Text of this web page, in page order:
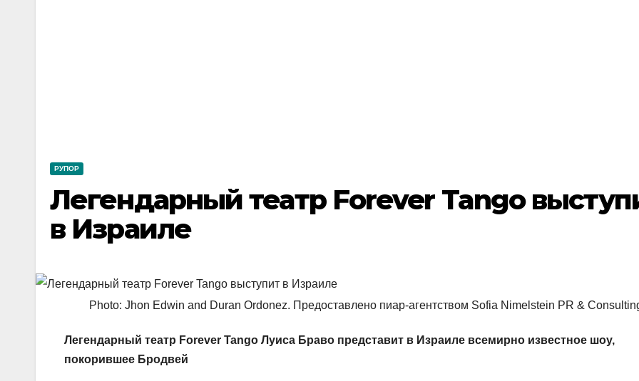
РУПОР
Легендарный театр Forever Tango
в Израиле
Photo: Jhon Edwin and Duran Ordonez. Предоставлено пиар-агентством Sofia Nimelstein PR &
Легендарный театр Forever Tango Луиса Браво представит в Израиле всемирно известное шоу,
покорившее Бродвей